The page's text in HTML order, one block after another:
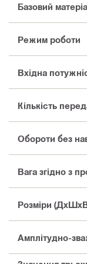
Базовий
Режим роботи
Вхідна
Кількість
Обороти без
Вага згідно з
Розміри
Амплітудно-